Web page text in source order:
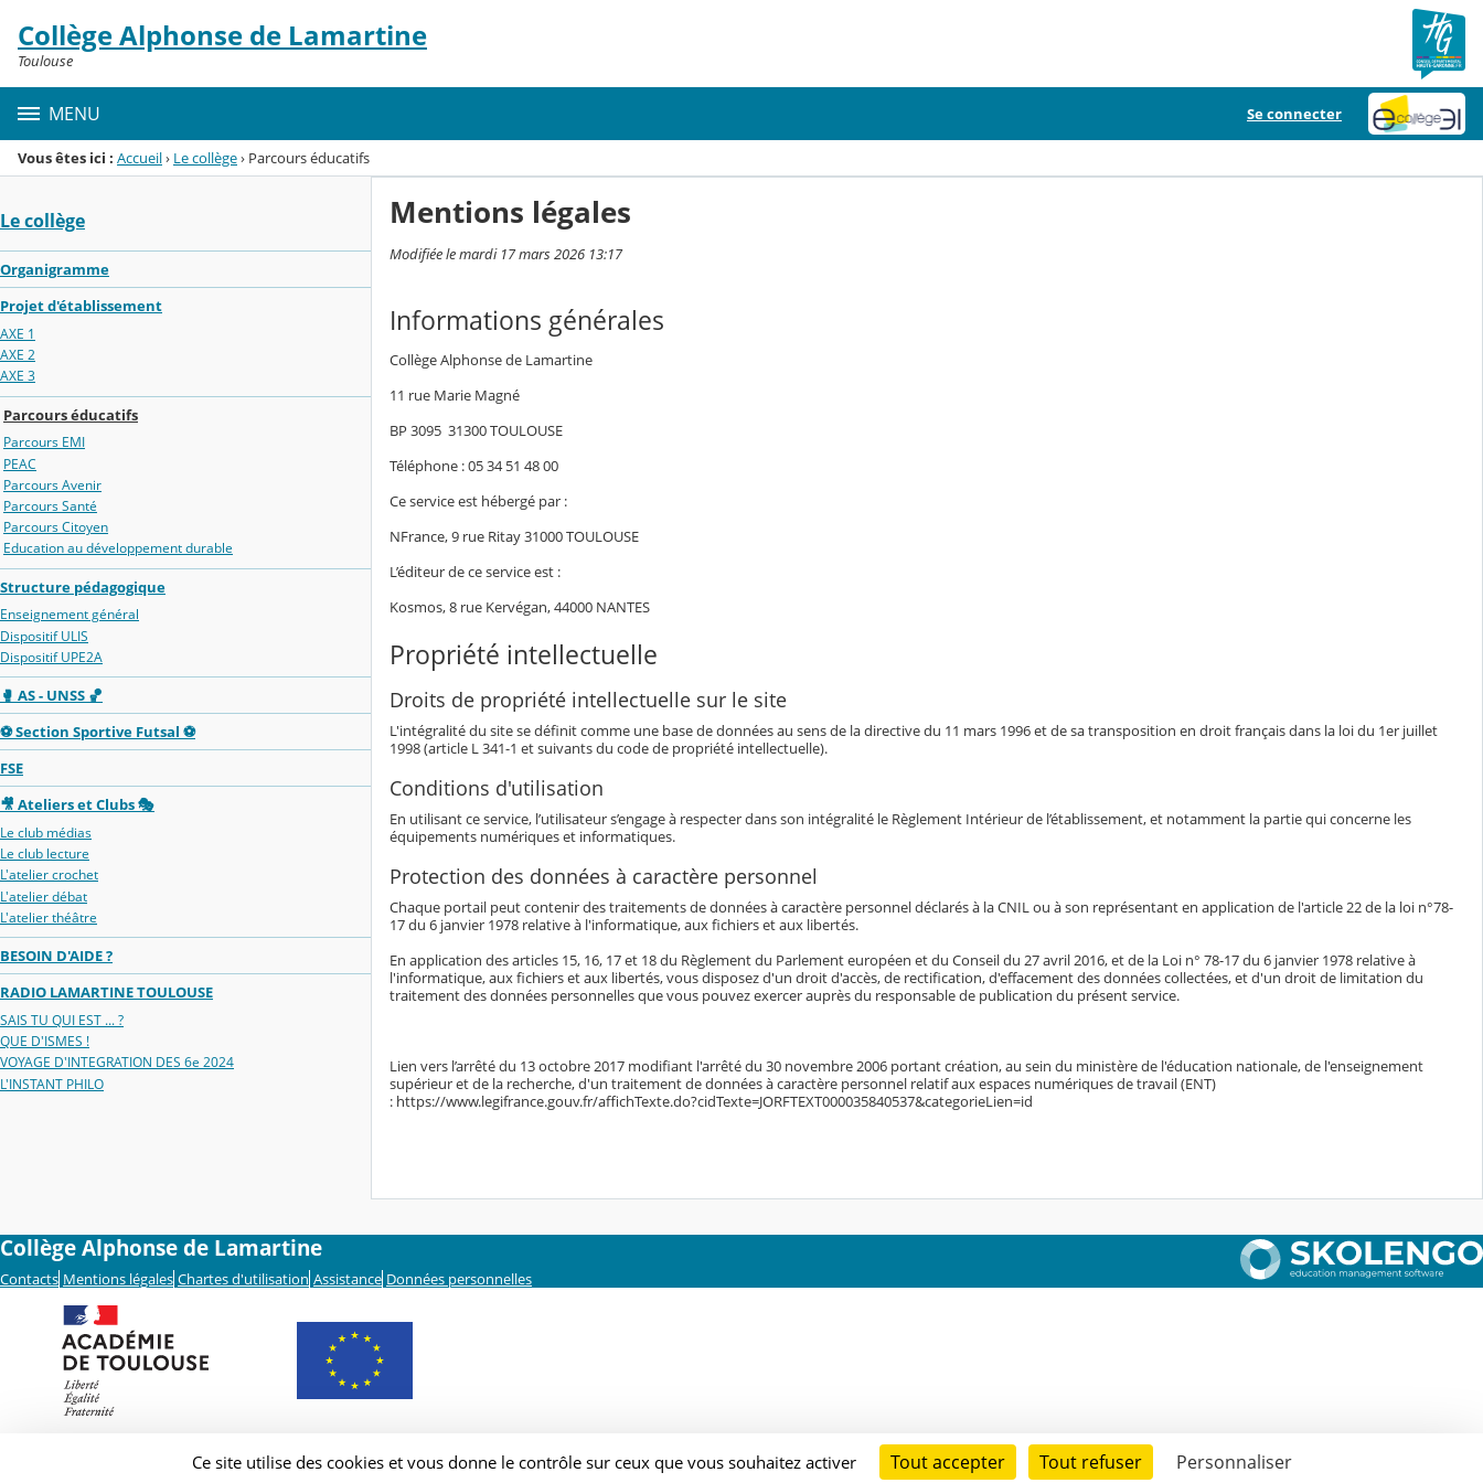
Menu de la rubrique
Contenu
Collège Alphonse de Lamartine
Toulouse
MENU Se connecter
Vous êtes ici : Accueil› Le collège› Parcours éducatifs
Le collège
Organigramme
Projet d'établissement
AXE 1
AXE 2
AXE 3
Parcours éducatifs
Parcours EMI
PEAC
Parcours Avenir
Parcours Santé
Parcours Citoyen
Education au développement durable
Structure pédagogique
Enseignement général
Dispositif ULIS
Dispositif UPE2A
🥊 AS - UNSS 🏀
⚽ Section Sportive Futsal ⚽
FSE
🎥 Ateliers et Clubs 🎭
Le club médias
Le club lecture
L'atelier crochet
L'atelier débat
L'atelier théâtre
BESOIN D'AIDE ?
RADIO LAMARTINE TOULOUSE
SAIS TU QUI EST ... ?
QUE D'ISMES !
VOYAGE D'INTEGRATION DES 6e 2024
L'INSTANT PHILO
Mentions légales
Modifiée le mardi 17 mars 2026 13:17
Informations générales
Collège Alphonse de Lamartine
11 rue Marie Magné
BP 3095 31300 TOULOUSE
Téléphone : 05 34 51 48 00
Ce service est hébergé par :
NFrance, 9 rue Ritay 31000 TOULOUSE
L’éditeur de ce service est :
Kosmos, 8 rue Kervégan, 44000 NANTES
Propriété intellectuelle
Droits de propriété intellectuelle sur le site
L'intégralité du site se définit comme une base de données au sens de la directive du 11 mars 1996 et de sa transposition en droit français dans la loi du 1er juillet
1998 (article L 341-1 et suivants du code de propriété intellectuelle).
Conditions d'utilisation
En utilisant ce service, l’utilisateur s’engage à respecter dans son intégralité le Règlement Intérieur de l’établissement, et notamment la partie qui concerne les
équipements numériques et informatiques.
Protection des données à caractère personnel
Chaque portail peut contenir des traitements de données à caractère personnel déclarés à la CNIL ou à son représentant en application de l'article 22 de la loi n°78-
17 du 6 janvier 1978 relative à l'informatique, aux fichiers et aux libertés.
En application des articles 15, 16, 17 et 18 du Règlement du Parlement européen et du Conseil du 27 avril 2016, et de la Loi n° 78-17 du 6 janvier 1978 relative à
l'informatique, aux fichiers et aux libertés, vous disposez d'un droit d'accès, de rectification, d'effacement des données collectées, et d'un droit de limitation du
traitement des données personnelles que vous pouvez exercer auprès du responsable de publication du présent service.
Lien vers l’arrêté du 13 octobre 2017 modifiant l'arrêté du 30 novembre 2006 portant création, au sein du ministère de l'éducation nationale, de l'enseignement
supérieur et de la recherche, d'un traitement de données à caractère personnel relatif aux espaces numériques de travail (ENT)
: https://www.legifrance.gouv.fr/affichTexte.do?cidTexte=JORFTEXT000035840537&categorieLien=id
Collège Alphonse de Lamartine
Contacts Mentions légales Chartes d'utilisation Assistance Données personnelles
Ce site utilise des cookies et vous donne le contrôle sur ceux que vous souhaitez activer Tout accepter Tout refuser Personnaliser